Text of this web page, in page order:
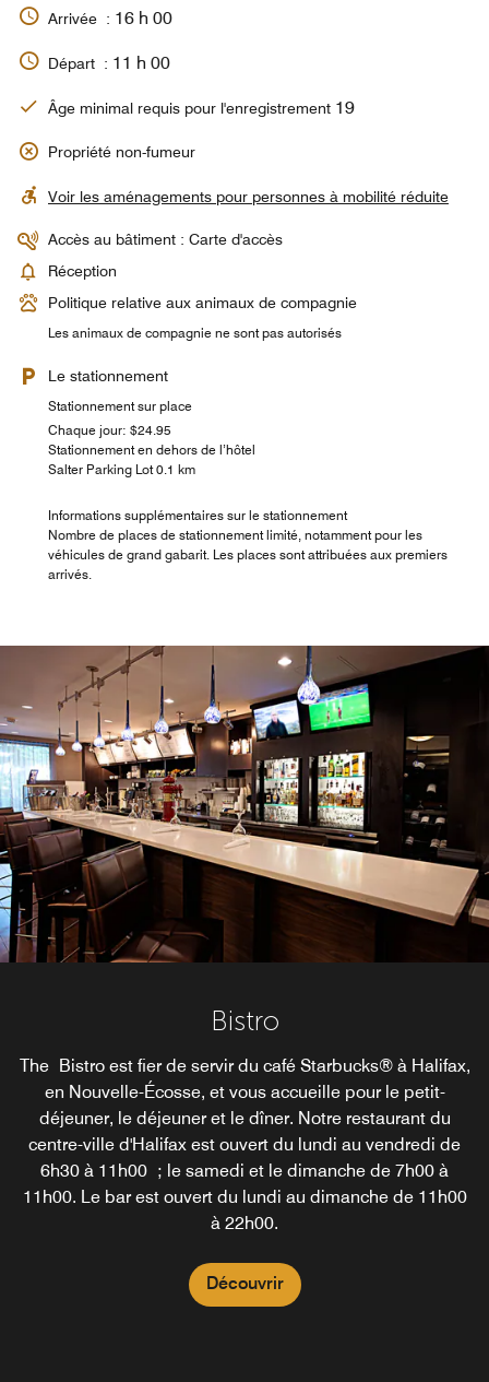
Arrivée : 16 h 00
Départ : 11 h 00
Âge minimal requis pour l'enregistrement 19
Propriété non-fumeur
Voir les aménagements pour personnes à mobilité réduite
Accès au bâtiment : Carte d'accès
Réception
Politique relative aux animaux de compagnie
Les animaux de compagnie ne sont pas autorisés
Le stationnement
Stationnement sur place
Chaque jour: $24.95
Stationnement en dehors de l’hôtel
Salter Parking Lot 0.1 km
Informations supplémentaires sur le stationnement
Nombre de places de stationnement limité, notamment pour les
véhicules de grand gabarit. Les places sont attribuées aux premiers
arrivés.
Bistro
The Bistro est fier de servir du café Starbucks® à Halifax,
en Nouvelle-Écosse, et vous accueille pour le petit-
déjeuner, le déjeuner et le dîner. Notre restaurant du
centre-ville d'Halifax est ouvert du lundi au vendredi de
6h30 à 11h00 ; le samedi et le dimanche de 7h00 à
11h00. Le bar est ouvert du lundi au dimanche de 11h00
à 22h00.
Découvrir